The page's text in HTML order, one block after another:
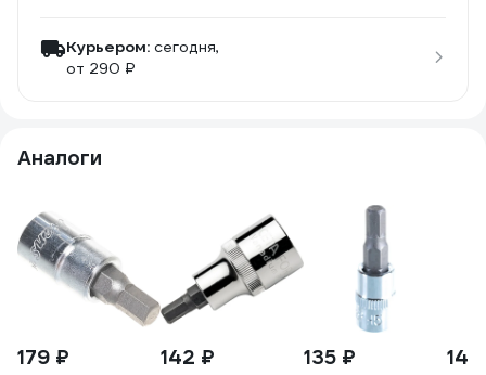
Курьером: сегодня,
от 290 ₽
Аналоги
179 ₽ 142 ₽ 135 ₽